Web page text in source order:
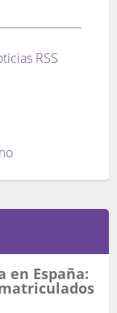
RSS
en España: